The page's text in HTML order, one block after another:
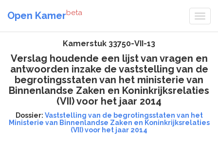
Open Kamerbeta
Kamerstuk 33750-VII-13
Verslag houdende een lijst van vragen en
antwoorden inzake de vaststelling van de
begrotingsstaten van het ministerie van
Binnenlandse Zaken en Koninkrijksrelaties
(VII) voor het jaar 2014
Dossier: Vaststelling van de begrotingsstaten van het
Ministerie van Binnenlandse Zaken en Koninkrijksrelaties
(VII) voor het jaar 2014